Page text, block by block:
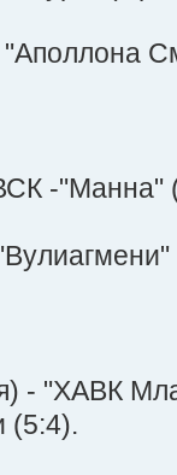
-"Манна"
- "ХАВК
(5:4).